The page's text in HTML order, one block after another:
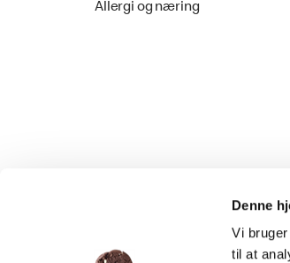
Denne
Vi
til at
Allergi og næring